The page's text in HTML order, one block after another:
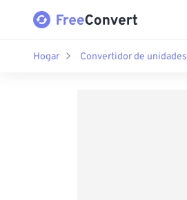
Hogar Convertidor de unidades